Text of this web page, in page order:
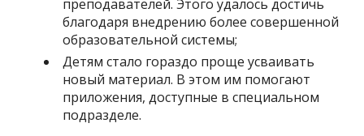
преподавателей. Этого удалось достичь
благодаря внедрению более совершенной
образовательной системы;
Детям стало гораздо проще усваивать
новый материал. В этом им помогают
приложения, доступные в специальном
подразделе.